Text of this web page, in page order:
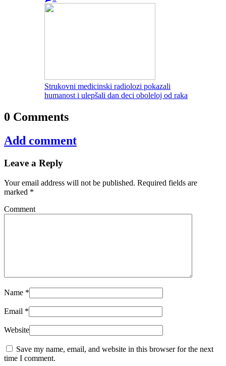
Strukovni medicinski radiolozi pokazali
humanost i ulepšali dan deci oboleloj od raka
0 Comments
Add comment
Leave a Reply
Your email address will not be published. Required fields are
marked *
Comment
Name *
Email *
Website
Save my name, email, and website in this browser for the next
time I comment.